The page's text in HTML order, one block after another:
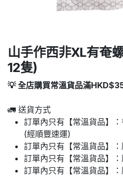
山手作西非XL有奄
12隻)
💡 全店購買常溫貨品滿
🚛 送貨方式
訂單內只有【常溫貨品】
(經順豐速運)
訂單內只有【常溫貨品】
訂單內只有【常溫貨品】
訂單內只有【常溫貨品】